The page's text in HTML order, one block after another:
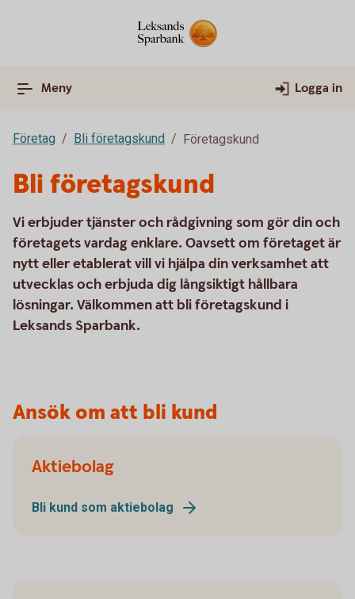
Meny Logga in
Företag Bli företagskund Företagskund
Bli företagskund
Vi erbjuder tjänster och rådgivning som gör din och
företagets vardag enklare. Oavsett om företaget är
nytt eller etablerat vill vi hjälpa din verksamhet att
utvecklas och erbjuda dig långsiktigt hållbara
lösningar. Välkommen att bli företagskund i
Leksands Sparbank.
Ansök om att bli kund
Aktiebolag
Bli kund som aktiebolag